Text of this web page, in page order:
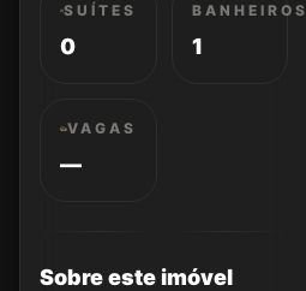
SUÍTES
0
BANHEIROS
1
VAGAS
—
Sobre este imóvel